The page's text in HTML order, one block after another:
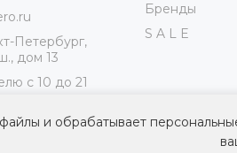
Петербург,
дом 13
с 10 до 21
Ароновоч
Бренды
S A L E
и обрабатывает